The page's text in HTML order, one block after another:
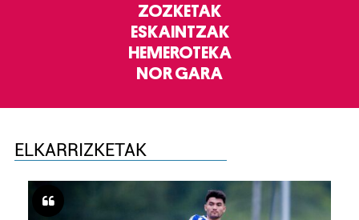
ZOZKETAK
ESKAINTZAK
HEMEROTEKA
NOR GARA
ELKARRIZKETAK